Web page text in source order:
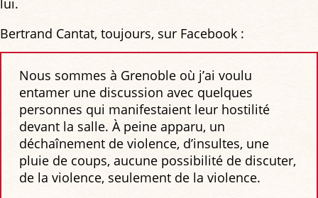
Bertrand Cantat, toujours, sur Facebook :
Nous sommes à Grenoble où j’ai voulu
entamer une discussion avec quelques
personnes qui manifestaient leur hostilité
devant la salle. À peine apparu, un
déchaînement de violence, d’insultes, une
pluie de coups, aucune possibilité de discuter,
de la violence, seulement de la violence.